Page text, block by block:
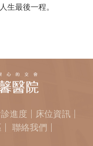
生最後一程。
進度
床位資訊
聯絡我們